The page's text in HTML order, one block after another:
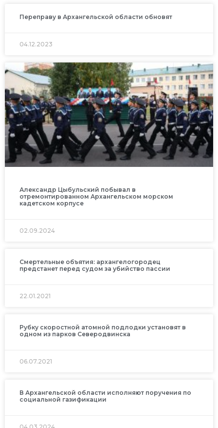
Переправу в Архангельской области обновят
04.12.2023
Александр Цыбульский побывал в
отремонтированном Архангельском морском
кадетском корпусе
02.09.2024
Смертельные объятия: архангелогородец
предстанет перед судом за убийство пассии
22.01.2021
Рубку скоростной атомной подлодки установят в
одном из парков Северодвинска
06.07.2021
В Архангельской области исполняют поручения по
социальной газификации